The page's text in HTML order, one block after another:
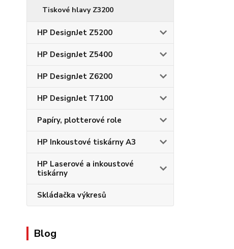
Tiskové hlavy Z3200
HP DesignJet Z5200
HP DesignJet Z5400
HP DesignJet Z6200
HP DesignJet T7100
Papíry, plotterové role
HP Inkoustové tiskárny A3
HP Laserové a inkoustové
tiskárny
Skládačka výkresů
Blog